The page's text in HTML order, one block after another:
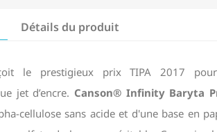
Détails du produit
le prestigieux prix TIPA 2017
jet d’encre. Canson® Infinity Baryta
cellulose sans acide et d'une base en